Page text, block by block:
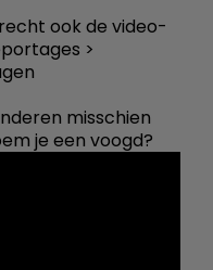
ook de video-
>
misschien
je een voogd?